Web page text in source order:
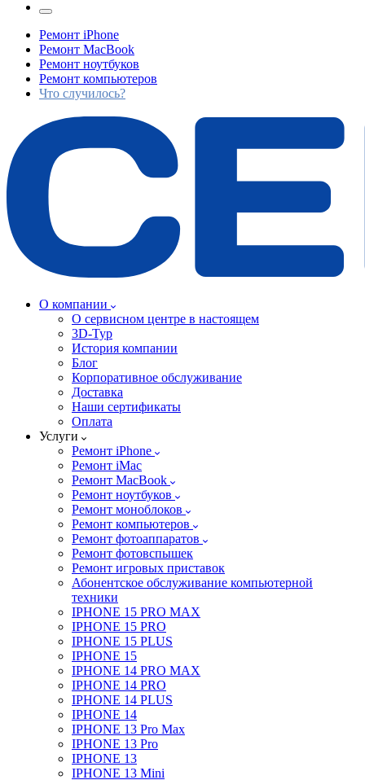
Ремонт iPhone
Ремонт MacBook
Ремонт ноутбуков
Ремонт компьютеров
Что случилось?
О компании
О сервисном центре в настоящем
3D-Тур
История компании
Блог
Корпоративное обслуживание
Доставка
Наши сертификаты
Оплата
Услуги
Ремонт iPhone
Ремонт iMac
Ремонт MacBook
Ремонт ноутбуков
Ремонт моноблоков
Ремонт компьютеров
Ремонт фотоаппаратов
Ремонт фотовспышек
Ремонт игровых приставок
Абонентское обслуживание компьютерной
техники
IPHONE 15 PRO MAX
IPHONE 15 PRO
IPHONE 15 PLUS
IPHONE 15
IPHONE 14 PRO MAX
IPHONE 14 PRO
IPHONE 14 PLUS
IPHONE 14
IPHONE 13 Pro Max
IPHONE 13 Pro
IPHONE 13
IPHONE 13 Mini